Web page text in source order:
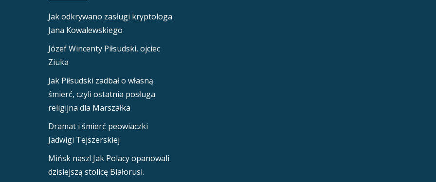
Jak odkrywano zasługi kryptologa
Jana Kowalewskiego
Józef Wincenty Piłsudski, ojciec
Ziuka
Jak Piłsudski zadbał o własną
śmierć, czyli ostatnia posługa
religijna dla Marszałka
Dramat i śmierć peowiaczki
Jadwigi Tejszerskiej
Mińsk nasz! Jak Polacy opanowali
dzisiejszą stolicę Białorusi.